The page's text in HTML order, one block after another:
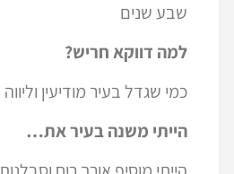
שבע שנים
למה דווקא חריש?
כמי שגדל בעיר מודיעין
הייתי משנה בעיר את…